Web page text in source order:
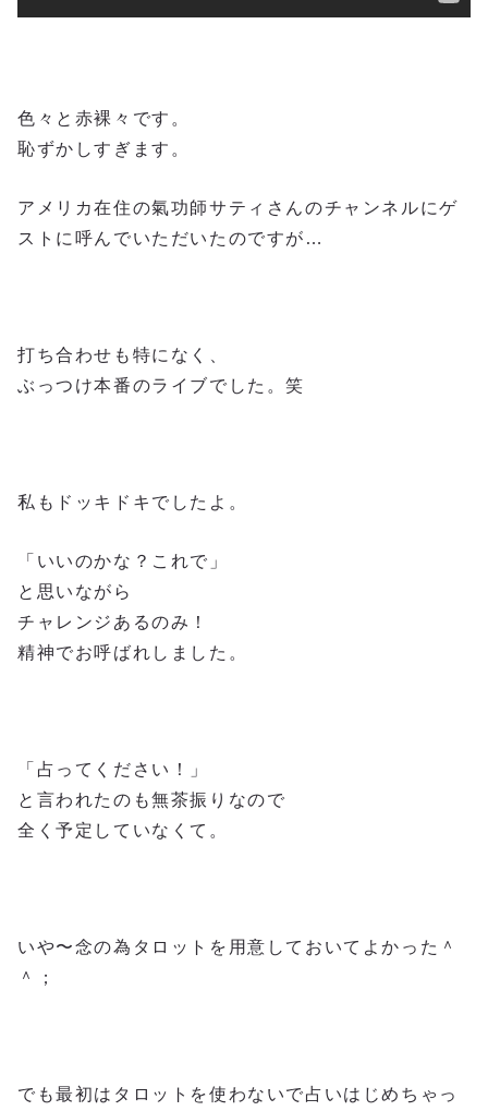
色々と赤裸々です。
恥ずかしすぎます。
アメリカ在住の氣功師サティさんのチャンネルにゲ
ストに呼んでいただいたのですが…
打ち合わせも特になく、
ぶっつけ本番のライブでした。笑
私もドッキドキでしたよ。
「いいのかな？これで」
と思いながら
チャレンジあるのみ！
精神でお呼ばれしました。
「占ってください！」
と言われたのも無茶振りなので
全く予定していなくて。
いや〜念の為タロットを用意しておいてよかった＾
＾；
でも最初はタロットを使わないで占いはじめちゃっ